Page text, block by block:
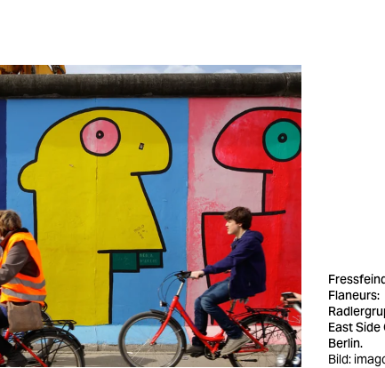
Flaneurs:
East Side
Berlin.
Bild: